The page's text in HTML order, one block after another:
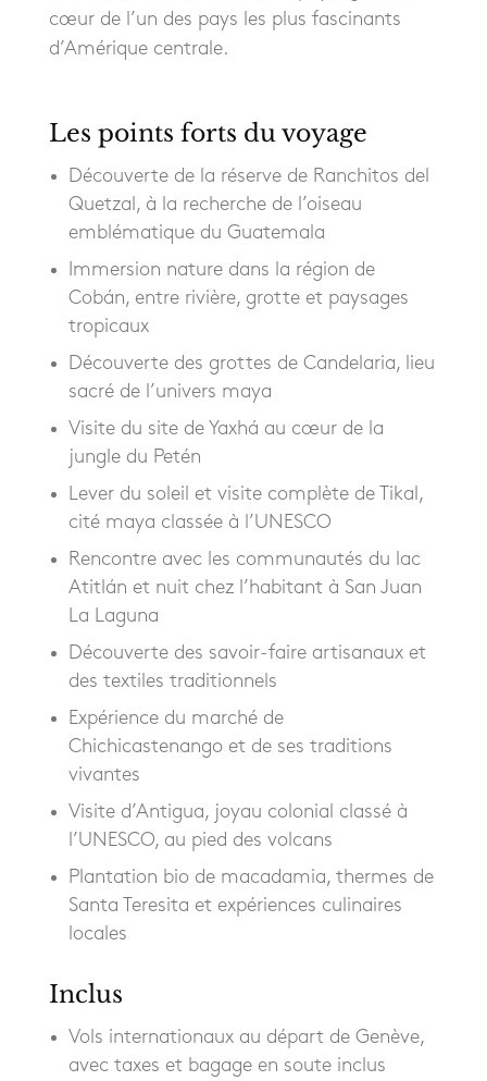
cœur de l’un des pays les plus fascinants
d’Amérique centrale.
Les points forts du voyage
Découverte de la réserve de Ranchitos del
Quetzal, à la recherche de l’oiseau
emblématique du Guatemala
Immersion nature dans la région de
Cobán, entre rivière, grotte et paysages
tropicaux
Découverte des grottes de Candelaria, lieu
sacré de l’univers maya
Visite du site de Yaxhá au cœur de la
jungle du Petén
Lever du soleil et visite complète de Tikal,
cité maya classée à l’UNESCO
Rencontre avec les communautés du lac
Atitlán et nuit chez l’habitant à San Juan
La Laguna
Découverte des savoir-faire artisanaux et
des textiles traditionnels
Expérience du marché de
Chichicastenango et de ses traditions
vivantes
Visite d’Antigua, joyau colonial classé à
l’UNESCO, au pied des volcans
Plantation bio de macadamia, thermes de
Santa Teresita et expériences culinaires
locales
Inclus
Vols internationaux au départ de Genève,
avec taxes et bagage en soute inclus